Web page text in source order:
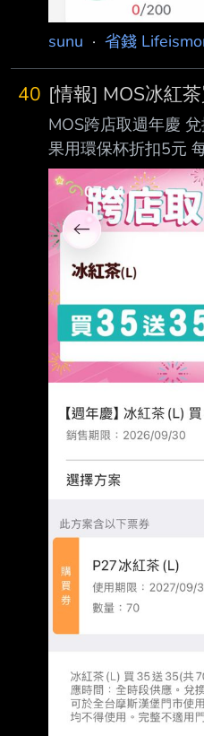
sunu · 省錢
40 [情報] MOS冰紅
MOS跨店取週年慶
果用環保杯折扣5元
https://i.mopix.cc/